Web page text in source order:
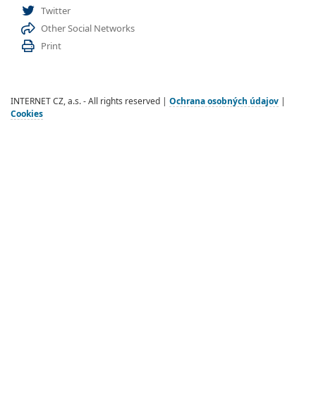
Twitter
Other Social Networks
Print
INTERNET CZ, a.s. - All rights reserved | Ochrana osobných údajov
Cookies